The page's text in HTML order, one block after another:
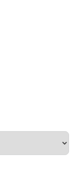
LinkedIn